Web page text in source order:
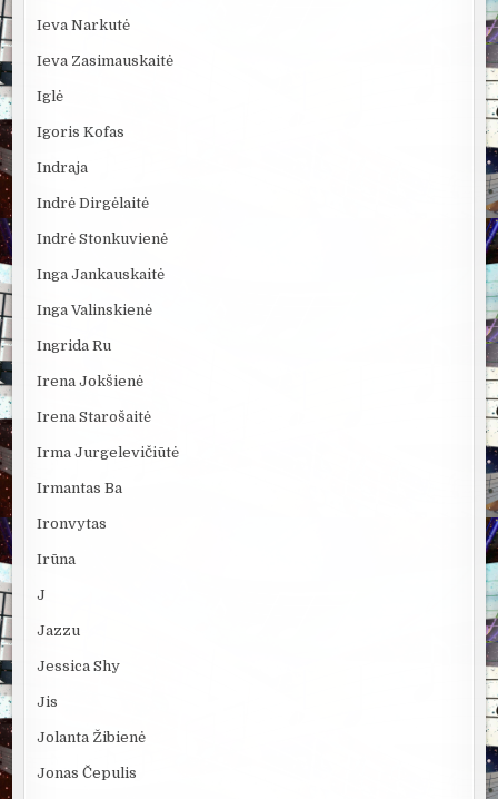
Ieva Narkutė
Ieva Zasimauskaitė
Iglė
Igoris Kofas
Indraja
Indrė Dirgėlaitė
Indrė Stonkuvienė
Inga Jankauskaitė
Inga Valinskienė
Ingrida Ru
Irena Jokšienė
Irena Starošaitė
Irma Jurgelevičiūtė
Irmantas Ba
Ironvytas
Irūna
J
Jazzu
Jessica Shy
Jis
Jolanta Žibienė
Jonas Čepulis